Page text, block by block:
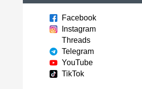
Facebook
Instagram
Threads
Telegram
YouTube
TikTok